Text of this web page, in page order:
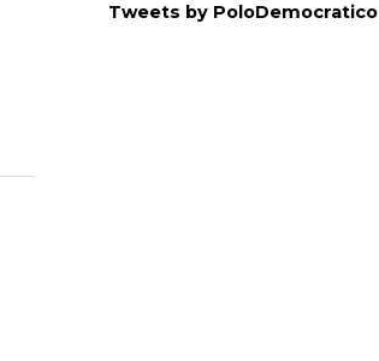
Tweets by PoloDemocratico